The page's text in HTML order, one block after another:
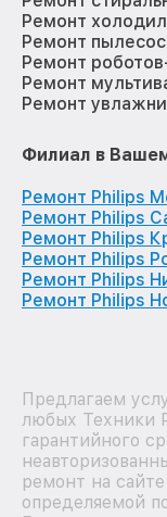
Ремонт
Ремонт
Ремонт
Ремонт
Ремонт
Филиал в
Ремонт Philips
Ремонт Philips
Ремонт Philips
Ремонт Philips
Ремонт Philips
Ремонт Philips
Предлагаем
любых Техники
гарантийного
ремонт на
определяемой